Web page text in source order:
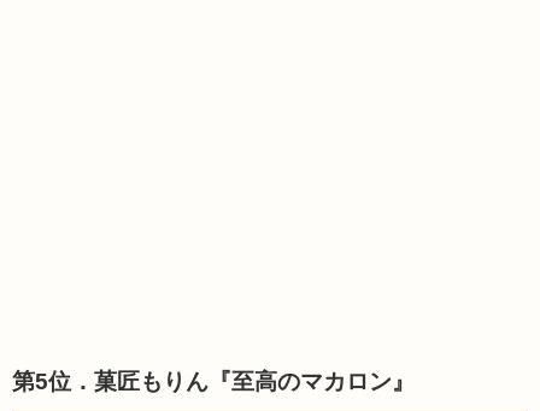
第5位．菓匠もりん『至高のマカロン』